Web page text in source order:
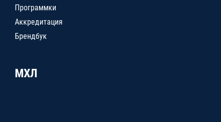
Программки
Аккредитация
Брендбук
МХЛ